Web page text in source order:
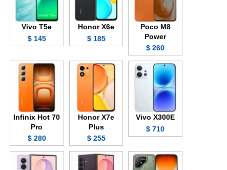
Poco M8
Power
260 $
Honor X6e
185 $
Vivo T5e
145 $
Vivo X300E
710 $
Honor X7e
Plus
255 $
Infinix Hot 70
Pro
280 $